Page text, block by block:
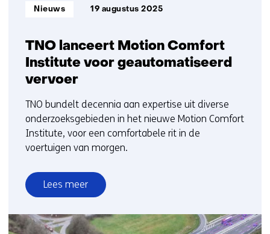
TNO lanceert Motion Comfort
Institute voor geautomatiseerd
vervoer
Informatietype:
Nieuws 19 augustus 2025
TNO bundelt decennia aan expertise uit diverse
onderzoeksgebieden in het nieuwe Motion Comfort
Institute, voor een comfortabele rit in de
voertuigen van morgen.
Lees meer
over
TNO
lanceert